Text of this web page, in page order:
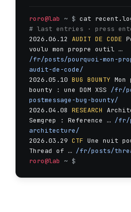
roro@lab ~ $ cat
# last entries · press
2026.06.12 AUDIT DE CODE
voulu mon propre outil …
/fr/posts/pourquoi-mon-
audit-de-code/
2026.05.10 BUG BOUNTY Mon
bounty : une DOM XSS /fr/
postmessage-bug-bounty/
2026.04.08 RESEARCH
Semgrep : Reference … /fr/
architecture/
2026.03.29 CTF Une nuit
Thread of … /fr/posts/
roro@lab ~ $